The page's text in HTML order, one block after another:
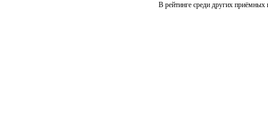
В рейтинге среди других приёмных